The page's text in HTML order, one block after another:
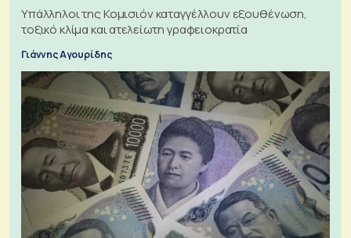
Υπάλληλοι της Κομισιόν καταγγέλλουν εξουθένωση,
τοξικό κλίμα και ατελείωτη γραφειοκρατία
Γιάννης Αγουρίδης